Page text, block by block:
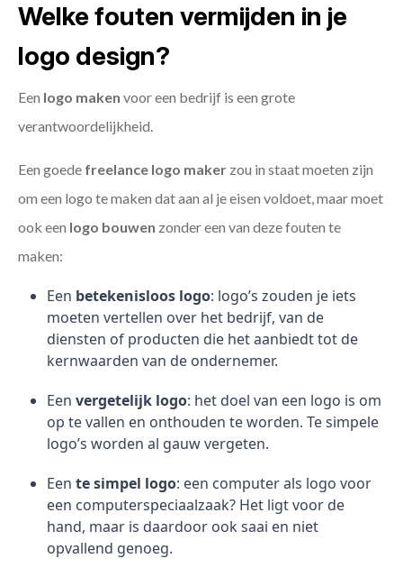
Welke fouten vermijden in je
logo design?
Een logo maken voor een bedrijf is een grote
verantwoordelijkheid.
Een goede freelance logo maker zou in staat moeten zijn
om een logo te maken dat aan al je eisen voldoet, maar moet
ook een logo bouwen zonder een van deze fouten te
maken:
Een betekenisloos logo: logo’s zouden je iets
moeten vertellen over het bedrijf, van de
diensten of producten die het aanbiedt tot de
kernwaarden van de ondernemer.
Een vergetelijk logo: het doel van een logo is om
op te vallen en onthouden te worden. Te simpele
logo’s worden al gauw vergeten.
Een te simpel logo: een computer als logo voor
een computerspeciaalzaak? Het ligt voor de
hand, maar is daardoor ook saai en niet
opvallend genoeg.